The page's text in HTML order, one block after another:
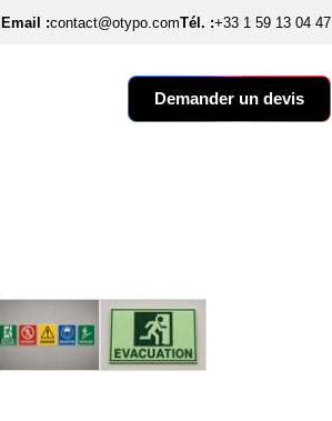
Email :contact@otypo.comTél. :+33 1 59 13 04 47
Demander un devis